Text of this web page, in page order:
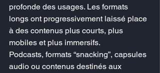
profonde des usages. Les formats
longs ont progressivement laissé place
à des contenus plus courts, plus
mobiles et plus immersifs.
Podcasts, formats “snacking”, capsules
audio ou contenus destinés aux